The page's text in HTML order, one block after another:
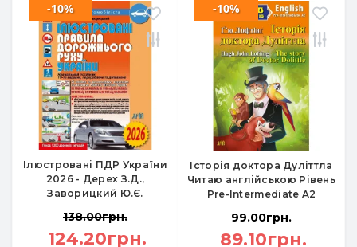
Ілюстровані ПДР України
2026 - Дерех З.Д.,
Заворицкий Ю.Є.
-10%
138.00грн.
124.20грн.
Історія доктора Дуліттла
Читаю англійською Рівень
Pre-Intermediate A2
-10%
99.00грн.
89.10грн.